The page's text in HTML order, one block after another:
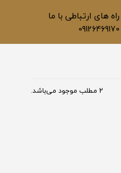
راه های ارتباطی با ما
09126469170
2 مطلب موجود می‌باشد.